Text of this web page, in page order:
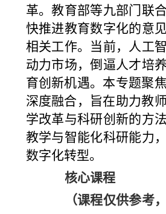
革。教育部等九部门联
快推进教育数字化的意
相关工作。当前，人工
动力市场，倒逼人才培
育创新机遇。本专题聚
深度融合，旨在助力教
学改革与科研创新的方
教学与智能化科研能力
数字化转型。
核心课程
（课程仅供参考